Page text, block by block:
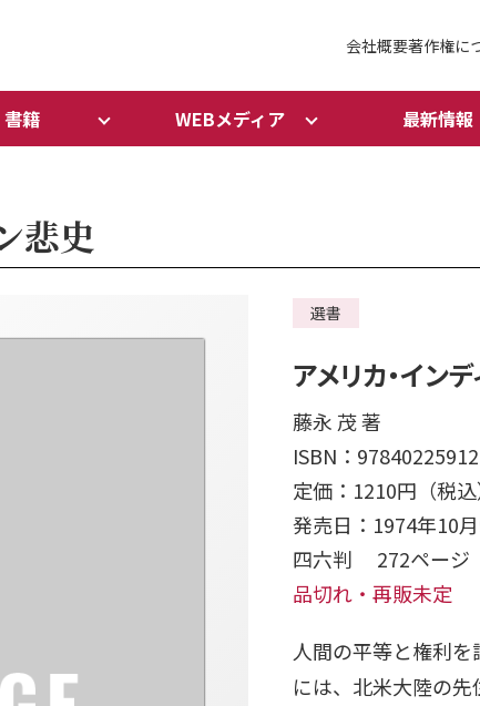
会社概要著作権に
書籍 WEBメディア 最新情報
悲史
選書
アメリカ・イン
藤永 茂 著
ISBN：
定価：1210円（税込
発売日：1974年10
四六判 272ペー
品切れ・再販未定
人間の平等と権利
には、北米大陸の